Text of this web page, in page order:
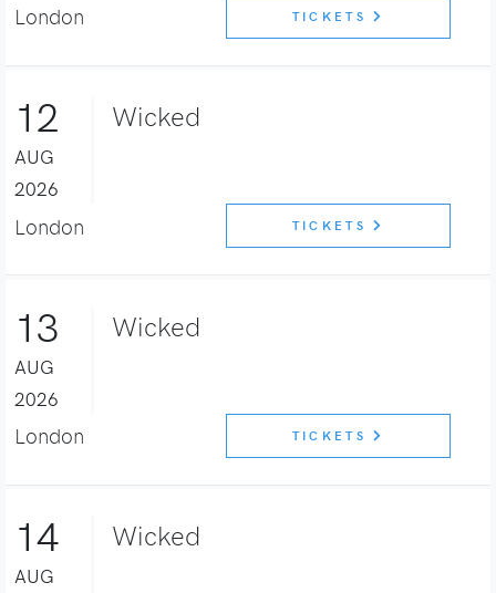
London TICKETS
12
AUG
2026
Wicked
London TICKETS
13
AUG
2026
Wicked
London TICKETS
14
AUG
Wicked